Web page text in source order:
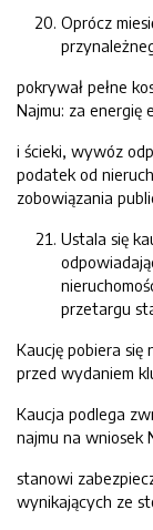
Oprócz
pokrywał pełne
Najmu: za energię
i ścieki, wywóz
podatek od
zobowiązania
Ustala się
przetargu
Kaucję pobiera się
przed wydaniem
Kaucja podlega
najmu na wniosek
stanowi
wynikających ze